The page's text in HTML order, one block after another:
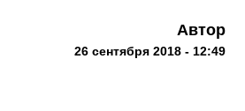
Автор
26 сентября 2018 - 12:49